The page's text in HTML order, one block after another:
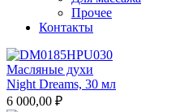
Прочее
Контакты
Масляные духи
Night Dreams, 30 мл
6 000,00 ₽